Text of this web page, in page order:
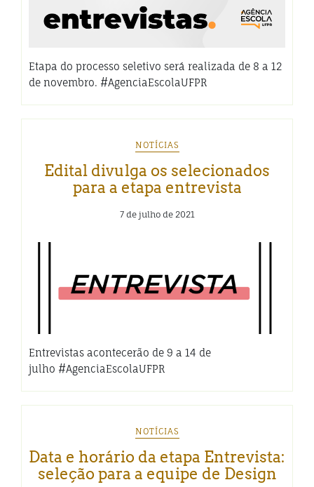
Etapa do processo seletivo será realizada de 8 a 12
de novembro. #AgenciaEscolaUFPR
NOTÍCIAS
Edital divulga os selecionados
para a etapa entrevista
7 de julho de 2021
Entrevistas acontecerão de 9 a 14 de
julho #AgenciaEscolaUFPR
NOTÍCIAS
Data e horário da etapa Entrevista:
seleção para a equipe de Design